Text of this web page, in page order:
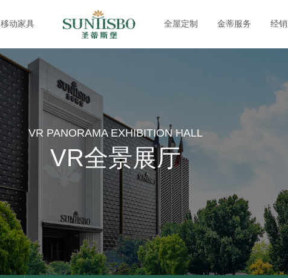
移动家具 全屋定制 金蒂服务 经
VR PANORAMA EXHIBITION HALL
VR全景展厅